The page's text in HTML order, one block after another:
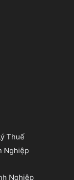
Thuế
Nghiệp
Nghiệp